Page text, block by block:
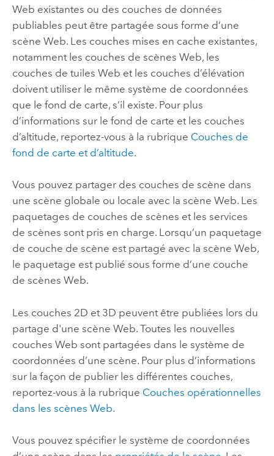
Web existantes ou des couches de données
publiables peut être partagée sous forme d’une
scène Web. Les couches mises en cache existantes,
notamment les couches de scènes Web, les
couches de tuiles Web et les couches d’élévation
doivent utiliser le même système de coordonnées
que le fond de carte, s’il existe. Pour plus
d’informations sur le fond de carte et les couches
d’altitude, reportez-vous à la rubrique Couches de
fond de carte et d’altitude.
Vous pouvez partager des couches de scène dans
une scène globale ou locale avec la scène Web. Les
paquetages de couches de scènes et les services
de scènes sont pris en charge. Lorsqu’un paquetage
de couche de scène est partagé avec la scène Web,
le paquetage est publié sous forme d’une couche
de scènes Web.
Les couches 2D et 3D peuvent être publiées lors du
partage d'une scène Web. Toutes les nouvelles
couches Web sont partagées dans le système de
coordonnées d’une scène. Pour plus d’informations
sur la façon de publier les différentes couches,
reportez-vous à la rubrique Couches opérationnelles
dans les scènes Web.
Vous pouvez spécifier le système de coordonnées